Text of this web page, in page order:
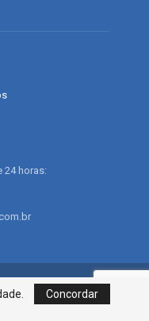
24 horas:
79.2106.8000 - CI
de Informações LTDA
Concordar